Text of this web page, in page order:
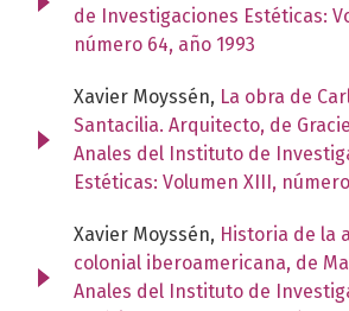
de Investigaciones Estéticas:
número 64, año 1993
Xavier Moyssén, La obra de
Santacilia. Arquitecto, de
Anales del Instituto de
Estéticas: Volumen XIII, número
Xavier Moyssén, Historia de la
colonial iberoamericana, de
Anales del Instituto de